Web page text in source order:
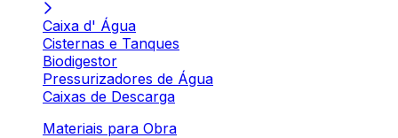
Caixa d' Água
Cisternas e Tanques
Biodigestor
Pressurizadores de Água
Caixas de Descarga
Materiais para Obra